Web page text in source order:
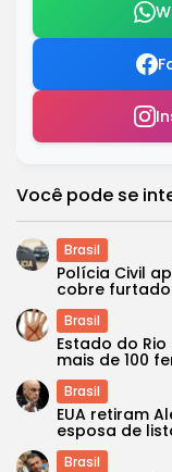
Você pode se
Brasil
Polícia Civil
cobre
Brasil
Estado do
mais de 100
Brasil
EUA retiram
esposa de
Brasil